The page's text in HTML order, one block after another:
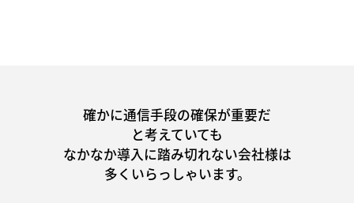
確かに通信手段の確保が重要だ
と考えていても
なかなか導入に踏み切れない会社様は
多くいらっしゃいます。